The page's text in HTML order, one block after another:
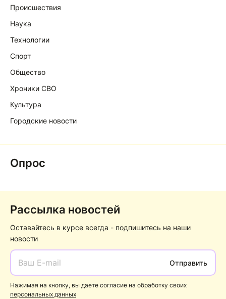
Происшествия
Наука
Технологии
Спорт
Общество
Хроники СВО
Культура
Городские новости
Опрос
Рассылка новостей
Оставайтесь в курсе всегда - подпишитесь на наши
новости
Отправить
Нажимая на кнопку, вы даете согласие на обработку своих
персональных данных